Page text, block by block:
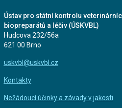
Ústav pro státní kontrolu
biopreparátů a léčiv (ÚSKVBL)
Hudcova 232/56a
621 00 Brno
uskvbl@uskvbl.cz
Kontakty
Nežádoucí účinky a závady v jakosti